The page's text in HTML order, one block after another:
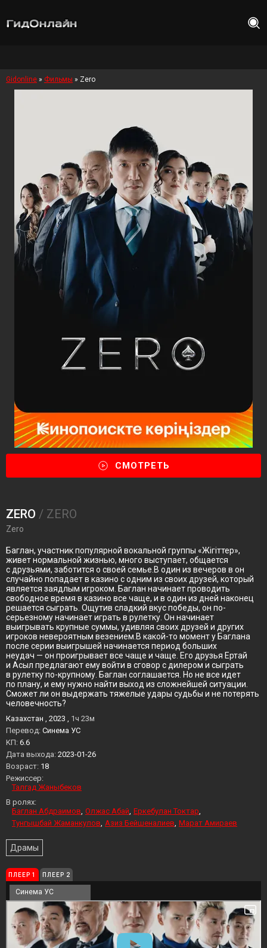
Gidonline » Фильмы » Zero
СМОТРЕТЬ
ZERO / ZERO
Zero
Баглан, участник популярной вокальной группы «Жігіттер»,
живет нормальной жизнью, много выступает, общается
с друзьями, заботится о своей семье.В один из вечеров в он
случайно попадает в казино с одним из своих друзей, который
является заядлым игроком. Баглан начинает проводить
свободное время в казино все чаще, и в один из дней наконец
решается сыграть. Ощутив сладкий вкус победы, он по-
серьезному начинает играть в рулетку. Он начинает
выигрывать крупные суммы, удивляя своих друзей и других
игроков невероятным везением.В какой-то момент у Баглана
после серии выигрышей начинается период больших
неудач — он проигрывает все чаще и чаще. Его друзья Ертай
и Асыл предлагают ему войти в сговор с дилером и сыграть
в рулетку по-крупному. Баглан соглашается. Но не все идет
по плану, и ему нужно найти выход из сложнейшей ситуации.
Сможет ли он выдержать тяжелые удары судьбы и не потерять
человечность?
Казахстан , 2023 , 1ч 23м
Перевод: Синема УС
KП: 6.6
Дата выхода: 2023-01-26
Возраст: 18
Режиссер:
Талгад Жаныбеков
В ролях:
Баглан Абдраимов Олжас Абай Еркебулан Токтар
Тунгышбай Жаманкулов Азиз Бейшеналиев Марат Амираев
Драмы
ПЛЕЕР 1 ПЛЕЕР 2
Синема УС